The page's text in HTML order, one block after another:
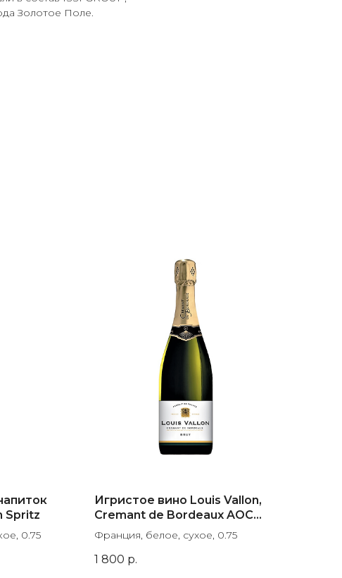
Золотое Поле.
Spritz
0.75
Игристое вино Louis Vallon,
Cremant de Bordeaux AOC
Brut
Франция, белое, сухое, 0.75
1 800 р.